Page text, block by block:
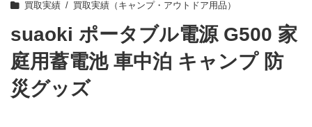
買取実績
買取実績（キャンプ・アウトドア用品）
suaoki ポータブル電源 G500 家
庭用蓄電池 車中泊 キャンプ 防
災グッズ